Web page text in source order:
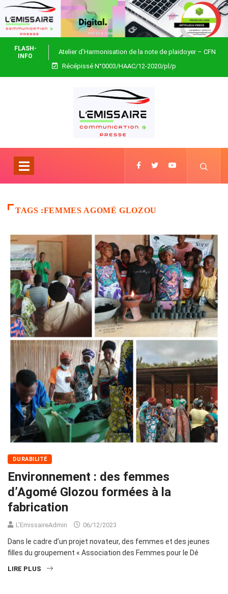
FLASH-
INFO
Atelier d’Harmonisation de la note de plaidoyer – CFN
Togo
Récépissé N°0003/HAAC/12-2020/pl/p
TAGS :FEMMES AGOMÉ GLOZOU
DURABILITÉ
Environnement : des femmes
d’Agomé Glozou formées à la
fabrication
L'EmissaireAdmin 06/12/2023
Dans le cadre d’un projet novateur, des femmes et des jeunes
filles du groupement « Association des Femmes pour le Dé
LIRE PLUS